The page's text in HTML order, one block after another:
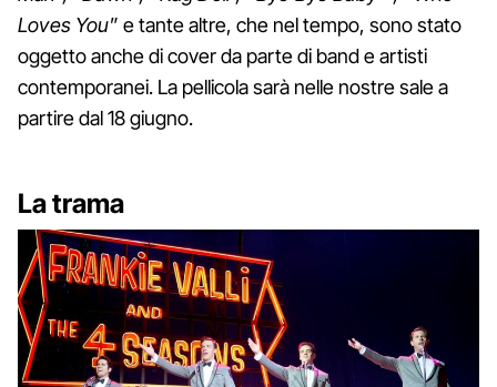
Loves You” e tante altre, che nel tempo, sono stato
oggetto anche di cover da parte di band e artisti
contemporanei. La pellicola sarà nelle nostre sale a
partire dal 18 giugno.
La trama